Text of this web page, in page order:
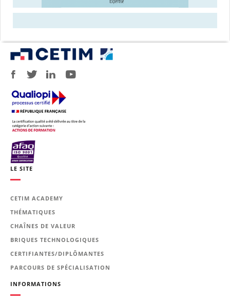
LE SITE
CETIM ACADEMY
THÉMATIQUES
CHAÎNES DE VALEUR
BRIQUES TECHNOLOGIQUES
CERTIFIANTES/DIPLÔMANTES
PARCOURS DE SPÉCIALISATION
INFORMATIONS